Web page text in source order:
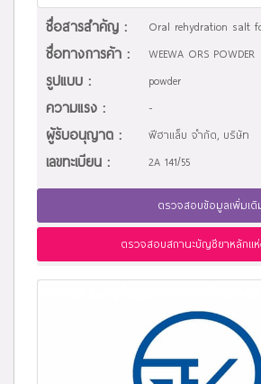
ชื่อสารสำคัญ : Oral rehydration salt
ชื่อทางการค้า : WEEWA ORS POWDER
รูปแบบ : powder
ความแรง : -
ผู้รับอนุญาต : ฟีฮาแล็บ จำกัด, บริษัท
เลขทะเบียน : 2A 141/55
ตรวจสอบข้อมูลเพิ่มเติ
ตรวจสอบสถานะบัญชียาหลักแ